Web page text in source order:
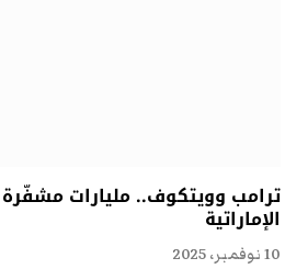
ترامب وويتكوف.. مليارات مشفّرة
الإماراتية
10 نوفمبر، 2025